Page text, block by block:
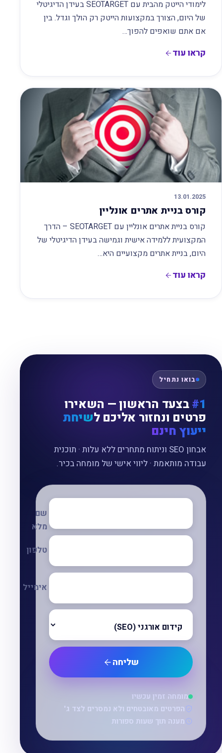
לימודי הייטק מהבית עם SEOTARGET בעידן הדיגיטלי
של היום, הצורך במקצועות הייטק רק הולך וגדל. בין
אם אתם שואפים להפוך…
קראו עוד
13.01.2025
קורס בניית אתרים אונליין
קורס בניית אתרים אונליין עם SEOTARGET – הדרך
המקצועית ללמידה אישית וגמישה בעידן הדיגיטלי של
היום, בניית אתרים מקצועיים היא…
קראו עוד
בואו נתחיל
#1בצעד הראשון — השאירו
פרטים ונחזור אליכם לשיחת
ייעוץ חינם
אבחון SEO וניתוח מתחרים ללא עלות · תוכנית
עבודה מותאמת · ליווי אישי של מומחה בכיר.
שם
מלא
טלפון
אימייל
שליחה
מומחה זמין עכשיו
הפרטים מאובטחים ולא נמסרים לצד ג'
מענה תוך שעות ספורות